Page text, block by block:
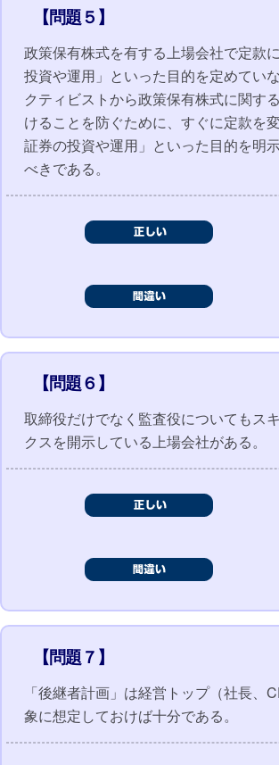
【問題５】
政策保有株式を有する上場会社で定款
投資や運用」といった目的を定めてい
クティビストから政策保有株式に関す
けることを防ぐために、すぐに定款を
証券の投資や運用」といった目的を明
べきである。
【問題６】
取締役だけでなく監査役についてもス
クスを開示している上場会社がある。
【問題７】
「後継者計画」は経営トップ（社長、
象に想定しておけば十分である。